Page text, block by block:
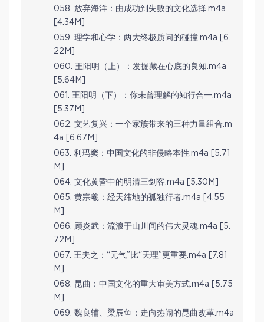
058. 放弃海洋：由成功到失败的文化选择.m4a
[4.34M]
059. 理学和心学：两大终极质问的碰撞.m4a [6.
22M]
060. 王阳明（上）：发掘藏在心底的良知.m4a
[5.64M]
061. 王阳明（下）：你未曾理解的知行合一.m4a
[5.37M]
062. 文艺复兴：一个家族带来的三种力量组合.m
4a [6.67M]
063. 利玛窦：中国文化的非侵略本性.m4a [5.71
M]
064. 文化黄昏中的明清三剑客.m4a [5.30M]
065. 黄宗羲：经天纬地的孤独行者.m4a [4.55
M]
066. 顾炎武：流浪于山川间的伟大灵魂.m4a [5.
72M]
067. 王夫之：“元气”比“天理”更重要.m4a [7.81
M]
068. 昆曲：中国文化的重大审美方式.m4a [5.75
M]
069. 魏良辅、梁辰鱼：走向热闹的昆曲改革.m4a